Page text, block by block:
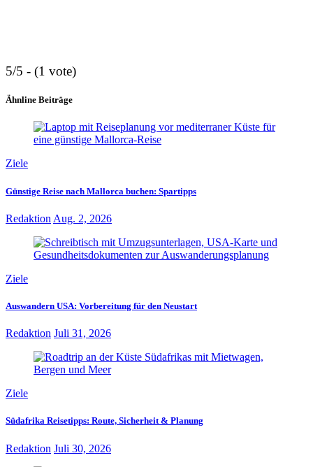
5/5 - (1 vote)
Ähnline Beiträge
Ziele
Günstige Reise nach Mallorca buchen: Spartipps
Redaktion Aug. 2, 2026
Ziele
Auswandern USA: Vorbereitung für den Neustart
Redaktion Juli 31, 2026
Ziele
Südafrika Reisetipps: Route, Sicherheit & Planung
Redaktion Juli 30, 2026